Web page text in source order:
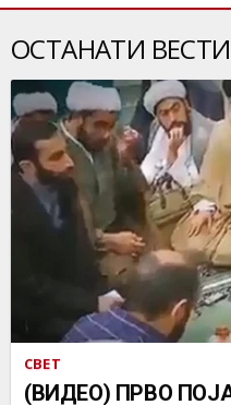
ОСТАНАТИ
СВЕТ
(ВИДЕО) ПРВО